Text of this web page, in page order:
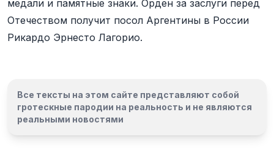
медали и памятные знаки. Орден за заслуги перед
Отечеством получит посол Аргентины в России
Рикардо Эрнесто Лагорио.
Все тексты на этом сайте представляют собой
гротескные пародии на реальность и не являются
реальными новостями